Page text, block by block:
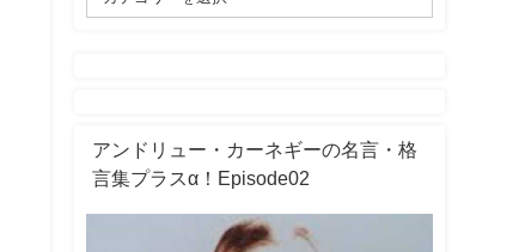
アンドリュー・カーネギーの名言・格
言集プラスα！Episode02